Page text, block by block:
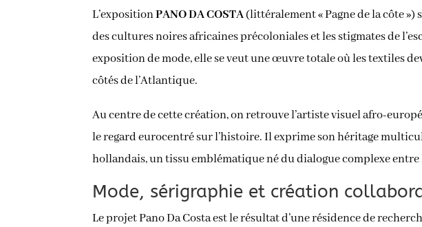
L’expositionPANO DA COSTA(littéralement « Pagne de la côte
des cultures noires africaines précoloniales et les stigmates de
exposition de mode, elle se veut une œuvre totale où les textiles
côtés de l’Atlantique.
Au centre de cette création, on retrouve l’artiste visuel afro-
le regard eurocentré sur l’histoire. Il exprime son héritage
hollandais, un tissu emblématique né du dialogue complexe entre
Mode, sérigraphie et création
Le projet Pano Da Costa est le résultat d’une résidence de